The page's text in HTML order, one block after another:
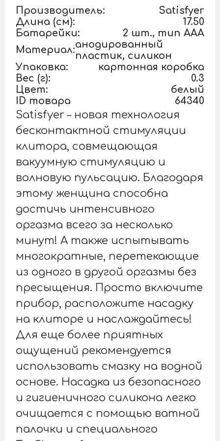
Производитель:
Satisfyer
Длина (см):
17.50
Батарейки:
2 шт., тип AAA
Материал:
анодированный
пластик, силикон
Упаковка:
картонная коробка
Вес (г):
0.3
Цвет:
белый
ID товара
64340
Satisfyer – новая технология
бесконтактной стимуляции
клитора, совмещающая
вакуумную стимуляцию и
волновую пульсацию. Благодаря
этому женщина способна
достичь интенсивного
оргазма всего за несколько
минут! А также испытывать
многократные, перетекающие
из одного в другой оргазмы без
пресыщения. Просто включите
прибор, расположите насадку
на клиторе и наслаждайтесь!
Для еще более приятных
ощущений рекомендуется
использовать смазку на водной
основе. Насадка из безопасного
и гигиеничного силикона легко
очищается с помощью ватной
палочки и специального